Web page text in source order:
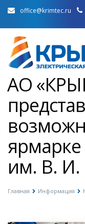
office@krimtec.ru
️АО
им. В. И.
Главная Информация